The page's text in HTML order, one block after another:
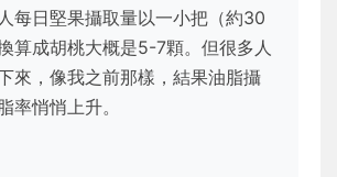
每日堅果攝取量以一小把（約30
算成胡桃大概是5-7顆。但很多人
來，像我之前那樣，結果油脂攝
率悄悄上升。